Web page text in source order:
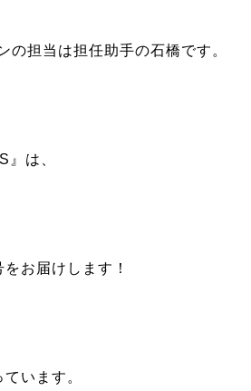
の担当は担任助手の石橋です。
』は、
をお届けします！
います。